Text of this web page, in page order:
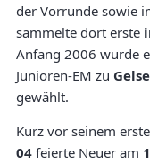
der Vorrunde sowie
sammelte dort erste
Anfang 2006 wurde
Junioren-EM zu
gewählt.
Kurz vor seinem
04 feierte Neuer am